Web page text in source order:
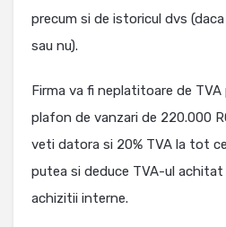
precum si de istoricul dvs
sau nu).
Firma va fi neplatitoare de
plafon de vanzari de 220.000
veti datora si 20% TVA la tot
putea si deduce TVA-ul
achizitii interne.